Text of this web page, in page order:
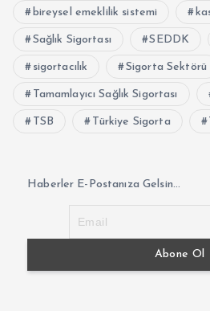
bireysel emeklilik sistemi
Sağlık Sigortası SEDDK
sigortacılık Sigorta Sektörü
Tamamlayıcı Sağlık Sigortası
TSB Türkiye Sigorta
Haberler E-Postanıza Gelsin...